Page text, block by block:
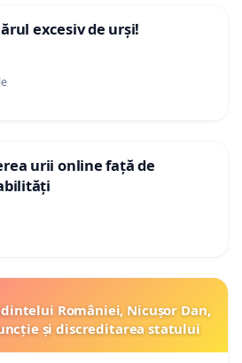
excesiv de urși!
urii online față de
României, Nicușor Dan,
și discreditarea statului